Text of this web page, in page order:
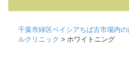
ン
ツ
へ
千葉市緑区ベイシアちば古市場内
ルクリニック > ホワイトニング